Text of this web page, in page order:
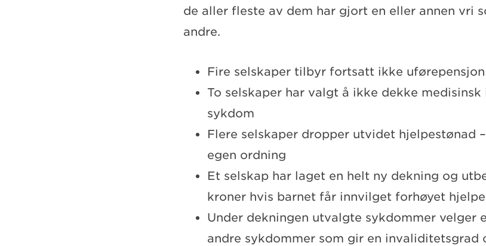
de aller fleste av dem har gjort en eller annen vri
andre.
Fire selskaper tilbyr fortsatt ikke uførepensjon
To selskaper har valgt å ikke dekke
sykdom
Flere selskaper dropper utvidet hjelpestønad
egen ordning
Et selskap har laget en helt ny dekning og
kroner hvis barnet får innvilget forhøyet
Under dekningen utvalgte sykdommer velger
andre sykdommer som gir en invaliditetsgrad